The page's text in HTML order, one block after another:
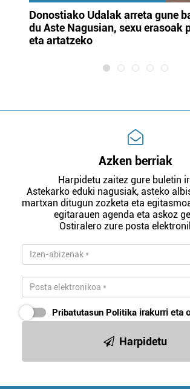
Donostiako Udalak arreta gune
du Aste Nagusian, sexu erasoak
eta artatzeko
Azken berriak
Harpidetu zaitez gure buletin
Astekarko eduki nagusiak, asteko
martxan ditugun zozketa eta
egitarauen agenda eta askoz
Ostiralero zure posta
Pribatutasun Politika irakurri eta
Harpidetu